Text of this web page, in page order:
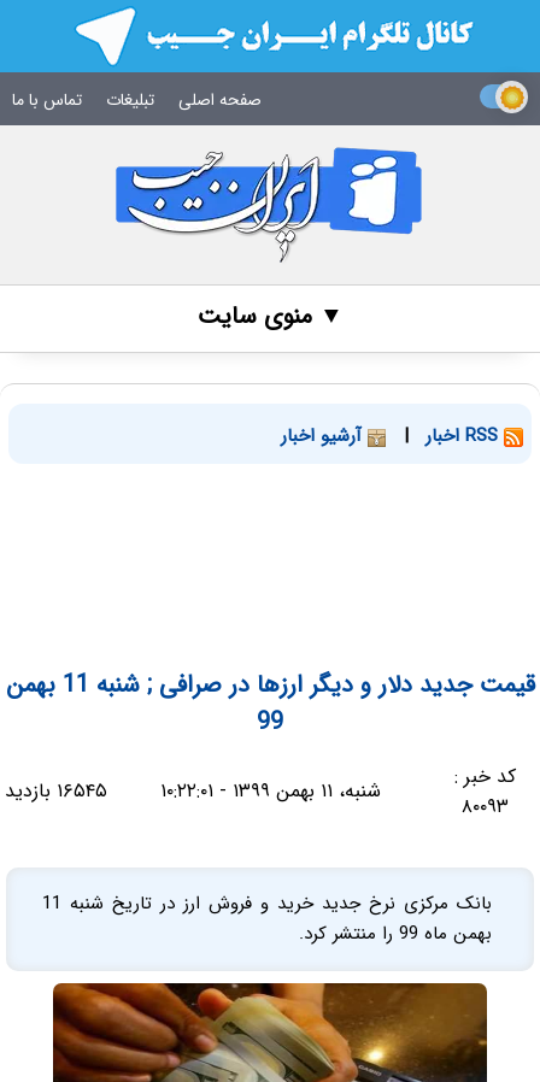
صفحه اصلی تبلیغات تماس با ما
▼ منوی سایت
| آرشیو اخبار
قیمت جدید دلار و دیگر ارزها در صرافی ; شنبه 11 بهمن
99
کد خبر :
۸۰۰۹۳
شنبه، ۱۱ بهمن ۱۳۹۹ - ۱۰:۲۲:۰۱ ۱۶۵۴۵ بازدید
بانک مرکزی نرخ جدید خرید و فروش ارز در تاریخ شنبه 11
بهمن ماه 99 را منتشر کرد.